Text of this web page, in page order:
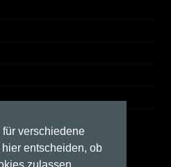
verschiedene
entscheiden, ob